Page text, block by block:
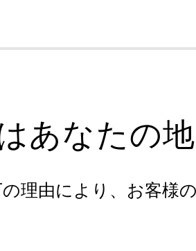
あなたの
理由により、お客様